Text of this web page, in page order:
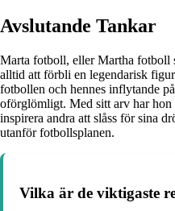
Avslutande Tankar
Marta fotboll, eller Martha fotboll
alltid att förbli en legendarisk
fotbollen och hennes inflytande
oförglömligt. Med sitt arv har hon
inspirera andra att slåss för sina
utanför fotbollsplanen.
Vilka är de viktigaste